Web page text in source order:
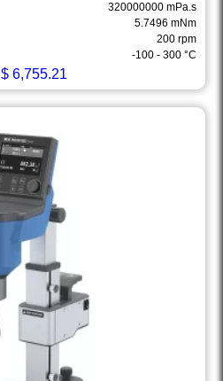
320000000 mPa.s
5.7496 mNm
200 rpm
-100 - 300 °C
$6,755.21